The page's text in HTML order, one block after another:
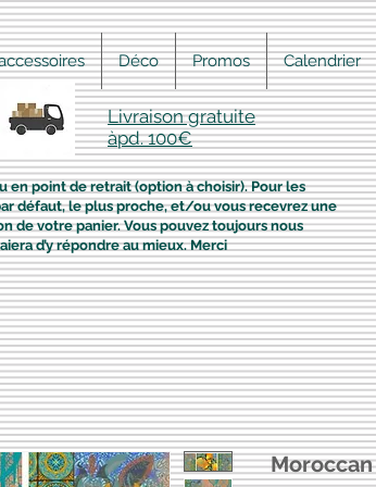
Déco Promos Calendrier
Livraison gratuite
àpd. 100€
en point de retrait (option à choisir). Pour les
défaut, le plus proche, et/ou vous recevrez une
de votre panier. Vous pouvez toujours nous
d’y répondre au mieux. Merci